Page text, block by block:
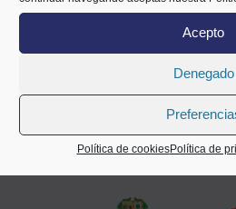
Acepto
Denegado
Política de cookiesPolítica de
Entidades